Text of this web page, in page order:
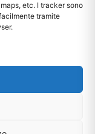
etc. I tracker sono
tramite
alle pareti
(NA) IT · P.IVA